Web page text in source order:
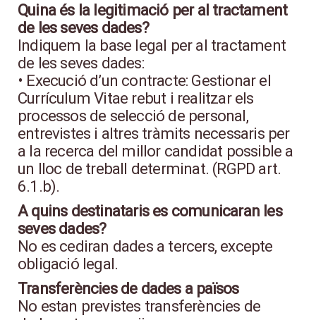
Quina és la legitimació per al tractament
de les seves dades?
Indiquem la base legal per al tractament
de les seves dades:
• Execució d’un contracte: Gestionar el
Currículum Vitae rebut i realitzar els
processos de selecció de personal,
entrevistes i altres tràmits necessaris per
a la recerca del millor candidat possible a
un lloc de treball determinat. (RGPD art.
6.1.b).
A quins destinataris es comunicaran les
seves dades?
No es cediran dades a tercers, excepte
obligació legal.
Transferències de dades a països
No estan previstes transferències de